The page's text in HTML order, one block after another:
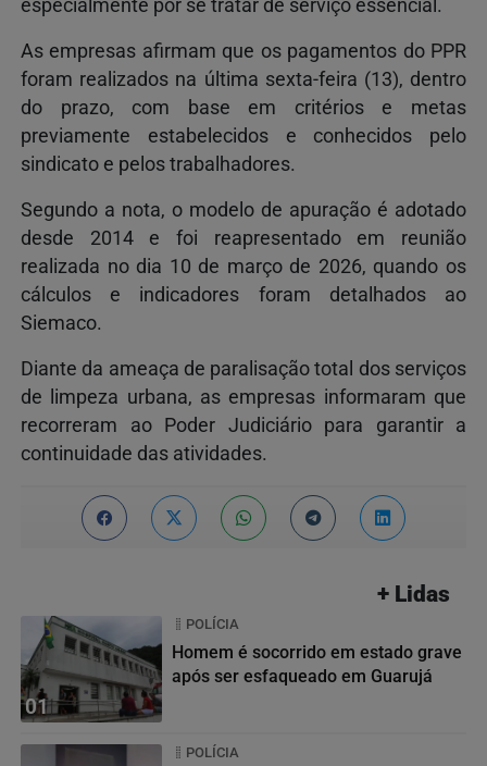
especialmente por se tratar de serviço essencial.
As empresas afirmam que os pagamentos do PPR
foram realizados na última sexta-feira (13), dentro
do prazo, com base em critérios e metas
previamente estabelecidos e conhecidos pelo
sindicato e pelos trabalhadores.
Segundo a nota, o modelo de apuração é adotado
desde 2014 e foi reapresentado em reunião
realizada no dia 10 de março de 2026, quando os
cálculos e indicadores foram detalhados ao
Siemaco.
Diante da ameaça de paralisação total dos serviços
de limpeza urbana, as empresas informaram que
recorreram ao Poder Judiciário para garantir a
continuidade das atividades.
+ Lidas
01
POLÍCIA
Homem é socorrido em estado grave
após ser esfaqueado em Guarujá
POLÍCIA